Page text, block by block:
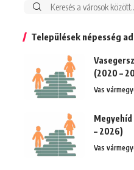
Keresés:
Települések népesség
(2020 –
Vas
– 2026)
Vas